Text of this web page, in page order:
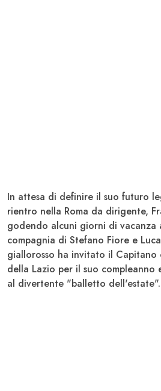
In attesa di definire il suo futuro
rientro nella Roma da dirigente,
godendo alcuni giorni di vacanza
compagnia di Stefano Fiore e Luca
giallorosso ha invitato il Capitano
della Lazio per il suo
al divertente "balletto dell'estate".